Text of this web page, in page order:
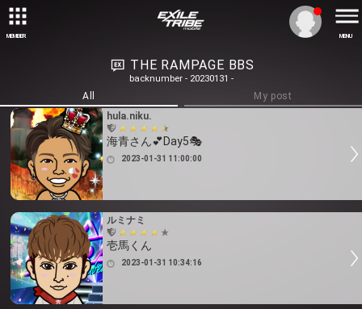
MEMBER MENU
THE RAMPAGE BBS
backnumber - 20230131 -
All
My post
hula.niku.
海青さん💕Day5🎭
2023-01-31 11:00:00
ルミナミ
壱馬くん
2023-01-31 10:34:16